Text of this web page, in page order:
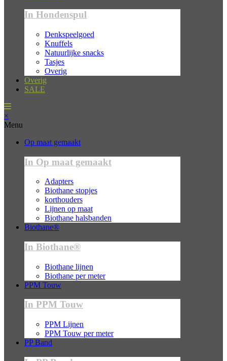
In Hondenspul
Denkspeelgoed
Knuffels
Natuurlijke snacks
Tasjes
Overig
Overig
SALE
×
Menu
Op maat gemaakt
In Op maat gemaakt
Adapters
Biothane stopjes
korthouders
Lijnen op maat
Biothane halsbanden
Biothane®
In Biothane®
Biothane lijnen
Biothane per meter
PPM Touw
In PPM Touw
PPM Lijnen
PPM Touw per meter
PP Band